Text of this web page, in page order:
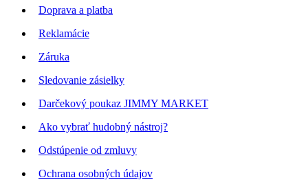
Doprava a platba
Reklamácie
Záruka
Sledovanie zásielky
Darčekový poukaz JIMMY MARKET
Ako vybrať hudobný nástroj?
Odstúpenie od zmluvy
Ochrana osobných údajov